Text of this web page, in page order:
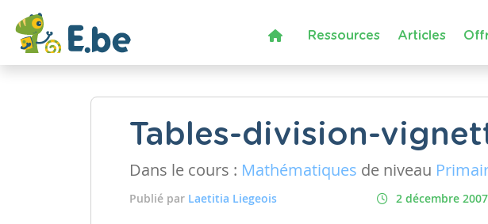
Ressources Articles
Tables-division-
Dans le cours : Mathématiques de niveau
Publié par Laetitia Liegeois 2 décembre